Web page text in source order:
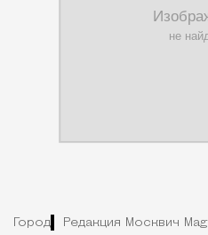
Город Редакция Москвич Mag